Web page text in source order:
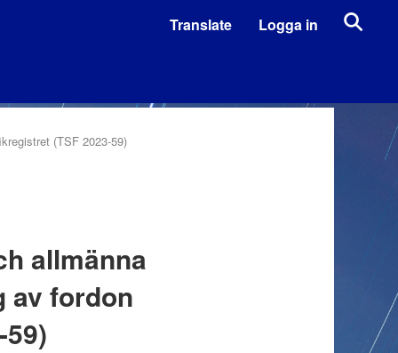
Translate Logga in
(TSF 2023-59)
allmänna
av fordon